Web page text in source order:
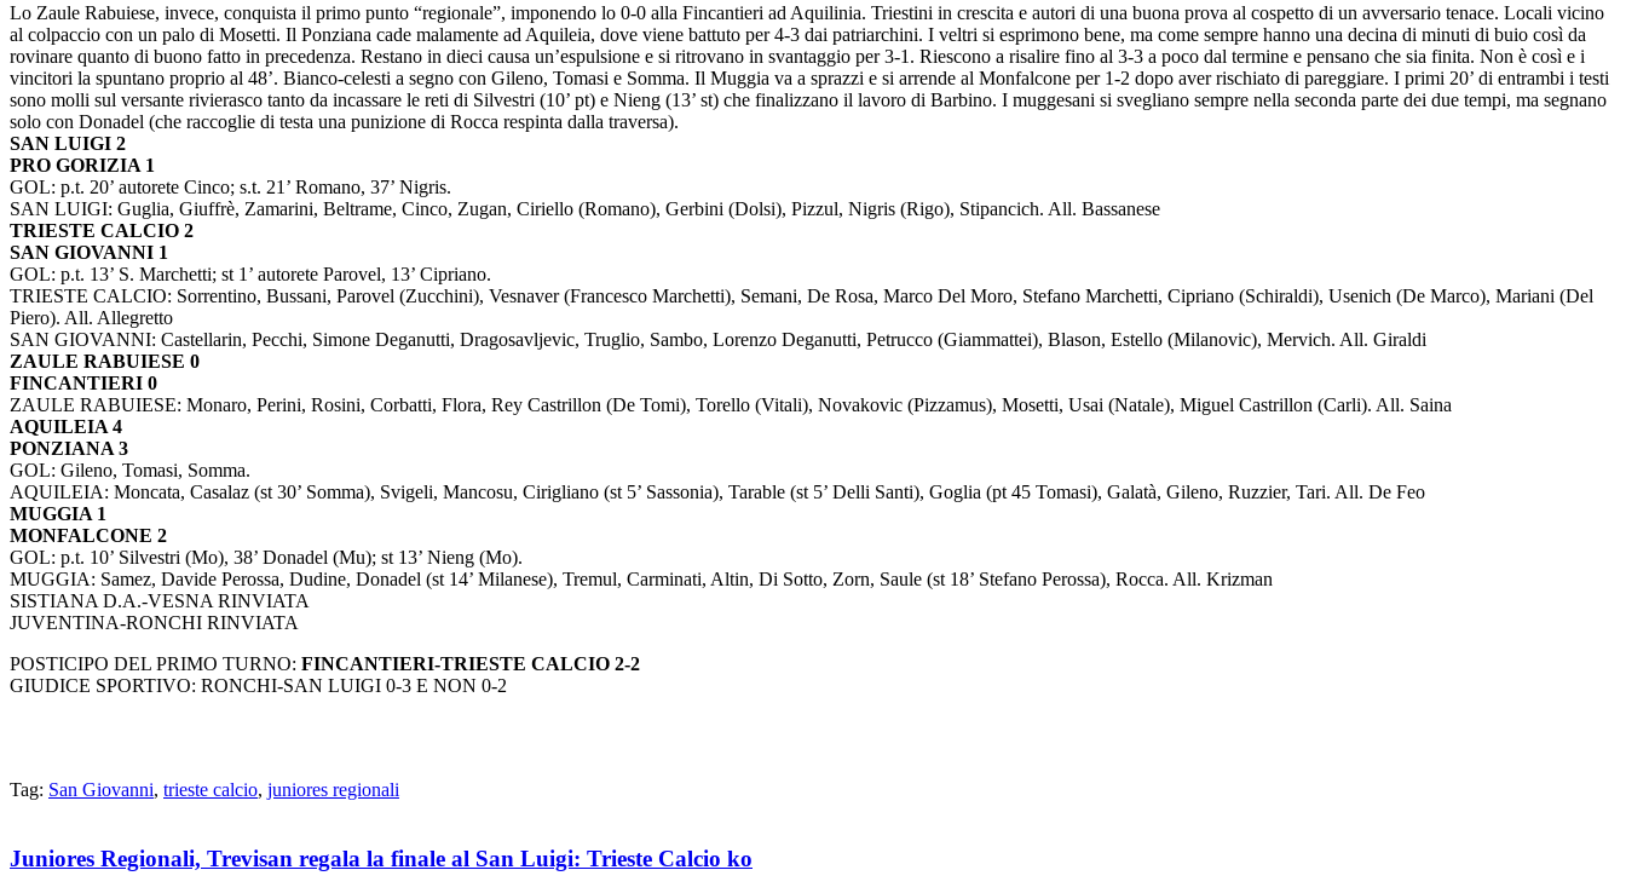
Lo Zaule Rabuiese, invece, conquista il primo punto “regionale”, imponendo lo 0-0 alla Fincantieri ad Aquilinia. Triestini in crescita e autori di una buona prova al cospetto di un avversario tenace. Locali vicino
al colpaccio con un palo di Mosetti. Il Ponziana cade malamente ad Aquileia, dove viene battuto per 4-3 dai patriarchini. I veltri si esprimono bene, ma come sempre hanno una decina di minuti di buio così da
rovinare quanto di buono fatto in precedenza. Restano in dieci causa un’espulsione e si ritrovano in svantaggio per 3-1. Riescono a risalire fino al 3-3 a poco dal termine e pensano che sia finita. Non è così e i
vincitori la spuntano proprio al 48’. Bianco-celesti a segno con Gileno, Tomasi e Somma. Il Muggia va a sprazzi e si arrende al Monfalcone per 1-2 dopo aver rischiato di pareggiare. I primi 20’ di entrambi i testi
sono molli sul versante rivierasco tanto da incassare le reti di Silvestri (10’ pt) e Nieng (13’ st) che finalizzano il lavoro di Barbino. I muggesani si svegliano sempre nella seconda parte dei due tempi, ma segnano
solo con Donadel (che raccoglie di testa una punizione di Rocca respinta dalla traversa).
SAN LUIGI 2
PRO GORIZIA 1
GOL: p.t. 20’ autorete Cinco; s.t. 21’ Romano, 37’ Nigris.
SAN LUIGI: Guglia, Giuffrè, Zamarini, Beltrame, Cinco, Zugan, Ciriello (Romano), Gerbini (Dolsi), Pizzul, Nigris (Rigo), Stipancich. All. Bassanese
TRIESTE CALCIO 2
SAN GIOVANNI 1
GOL: p.t. 13’ S. Marchetti; st 1’ autorete Parovel, 13’ Cipriano.
TRIESTE CALCIO: Sorrentino, Bussani, Parovel (Zucchini), Vesnaver (Francesco Marchetti), Semani, De Rosa, Marco Del Moro, Stefano Marchetti, Cipriano (Schiraldi), Usenich (De Marco), Mariani (Del
Piero). All. Allegretto
SAN GIOVANNI: Castellarin, Pecchi, Simone Deganutti, Dragosavljevic, Truglio, Sambo, Lorenzo Deganutti, Petrucco (Giammattei), Blason, Estello (Milanovic), Mervich. All. Giraldi
ZAULE RABUIESE 0
FINCANTIERI 0
ZAULE RABUIESE: Monaro, Perini, Rosini, Corbatti, Flora, Rey Castrillon (De Tomi), Torello (Vitali), Novakovic (Pizzamus), Mosetti, Usai (Natale), Miguel Castrillon (Carli). All. Saina
AQUILEIA 4
PONZIANA 3
GOL: Gileno, Tomasi, Somma.
AQUILEIA: Moncata, Casalaz (st 30’ Somma), Svigeli, Mancosu, Cirigliano (st 5’ Sassonia), Tarable (st 5’ Delli Santi), Goglia (pt 45 Tomasi), Galatà, Gileno, Ruzzier, Tari. All. De Feo
MUGGIA 1
MONFALCONE 2
GOL: p.t. 10’ Silvestri (Mo), 38’ Donadel (Mu); st 13’ Nieng (Mo).
MUGGIA: Samez, Davide Perossa, Dudine, Donadel (st 14’ Milanese), Tremul, Carminati, Altin, Di Sotto, Zorn, Saule (st 18’ Stefano Perossa), Rocca. All. Krizman
SISTIANA D.A.-VESNA RINVIATA
JUVENTINA-RONCHI RINVIATA
POSTICIPO DEL PRIMO TURNO: FINCANTIERI-TRIESTE CALCIO 2-2
GIUDICE SPORTIVO: RONCHI-SAN LUIGI 0-3 E NON 0-2
Tag: San Giovanni, trieste calcio, juniores regionali
Juniores Regionali, Trevisan regala la finale al San Luigi: Trieste Calcio ko